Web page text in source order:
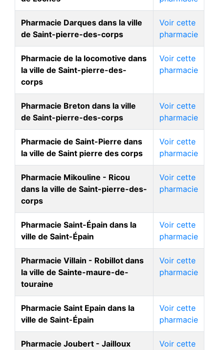
Pharmacie Darques dans la ville
de Saint-pierre-des-corps
Voir cette
pharmacie
Pharmacie de la locomotive dans
la ville de Saint-pierre-des-
corps
Voir cette
pharmacie
Pharmacie Breton dans la ville
de Saint-pierre-des-corps
Voir cette
pharmacie
Pharmacie de Saint-Pierre dans
la ville de Saint pierre des corps
Voir cette
pharmacie
Pharmacie Mikouline - Ricou
dans la ville de Saint-pierre-des-
corps
Voir cette
pharmacie
Pharmacie Saint-Épain dans la
ville de Saint-Épain
Voir cette
pharmacie
Pharmacie Villain - Robillot dans
la ville de Sainte-maure-de-
touraine
Voir cette
pharmacie
Pharmacie Saint Epain dans la
ville de Saint-Épain
Voir cette
pharmacie
Pharmacie Joubert - Jailloux Voir cette